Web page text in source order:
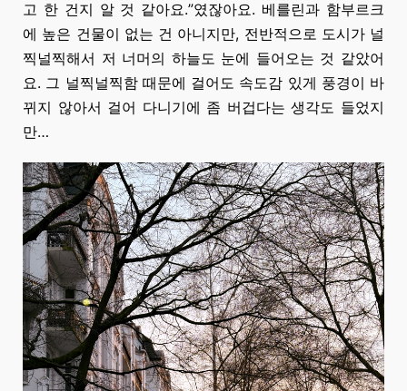
고 한 건지 알 것 같아요.”였잖아요. 베를린과 함부르크
에 높은 건물이 없는 건 아니지만, 전반적으로 도시가 널
찍널찍해서 저 너머의 하늘도 눈에 들어오는 것 같았어
요. 그 널찍널찍함 때문에 걸어도 속도감 있게 풍경이 바
뀌지 않아서 걸어 다니기에 좀 버겁다는 생각도 들었지
만…